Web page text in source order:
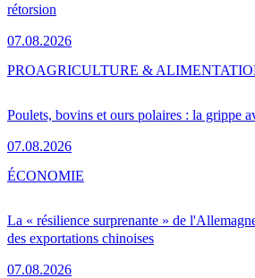
rétorsion
07.08.2026
Poulets, bovins et ours polaires : la grippe
07.08.2026
PROAGRICULTURE &
La « résilience surprenante » de
des exportations chinoises
07.08.2026
ÉCONOMIE